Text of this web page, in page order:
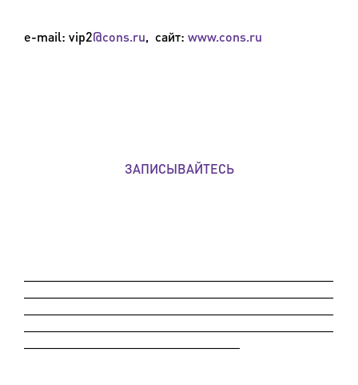
e-mail: vip2@cons.ru, сайт: www.cons.ru
ЗАПИСЫВАЙТЕСЬ